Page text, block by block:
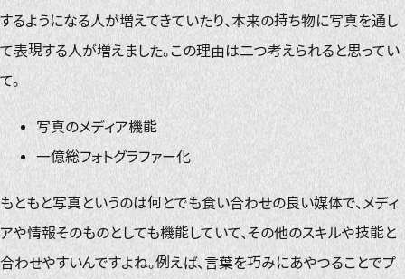
するようになる人が増えてきていたり、本来の持ち物に写真を通し
て表現する人が増えました。この理由は二つ考えられると思ってい
て。
写真のメディア機能
一億総フォトグラファー化
もともと写真というのは何とでも食い合わせの良い媒体で、メディ
アや情報そのものとしても機能していて、その他のスキルや技能と
合わせやすいんですよね。例えば、言葉を巧みにあやつることでプ